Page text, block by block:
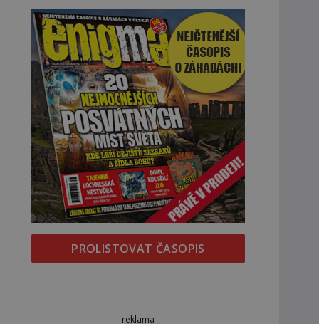
PROLISTOVAT ČASOPIS
reklama